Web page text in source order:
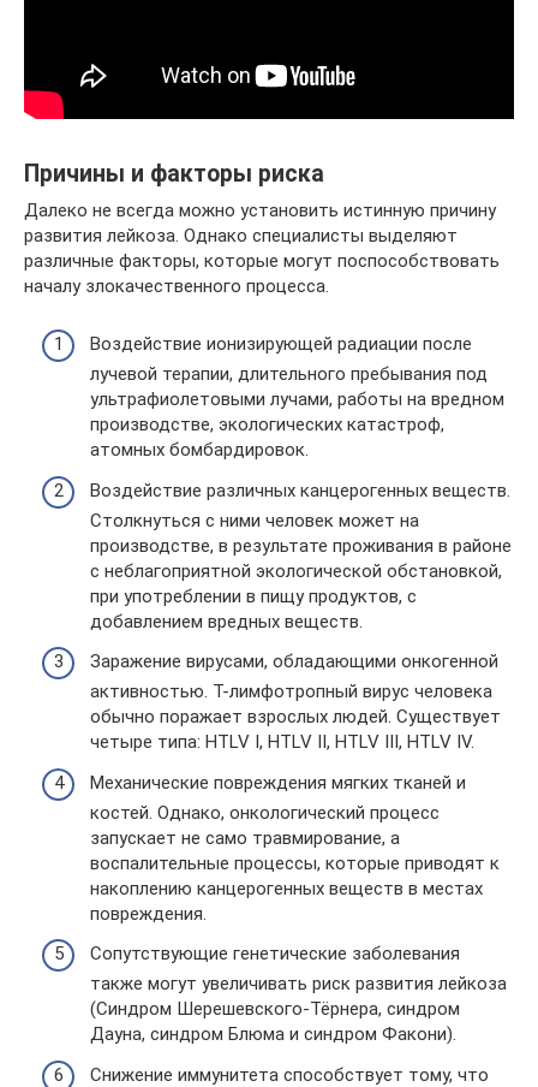
Причины и факторы риска
Далеко не всегда можно установить истинную причину
развития лейкоза. Однако специалисты выделяют
различные факторы, которые могут поспособствовать
началу злокачественного процесса.
Воздействие ионизирующей радиации после
лучевой терапии, длительного пребывания под
ультрафиолетовыми лучами, работы на вредном
производстве, экологических катастроф,
атомных бомбардировок.
Воздействие различных канцерогенных веществ.
Столкнуться с ними человек может на
производстве, в результате проживания в районе
с неблагоприятной экологической обстановкой,
при употреблении в пищу продуктов, с
добавлением вредных веществ.
Заражение вирусами, обладающими онкогенной
активностью. Т-лимфотропный вирус человека
обычно поражает взрослых людей. Существует
четыре типа: HTLV I, HTLV II, HTLV III, HTLV IV.
Механические повреждения мягких тканей и
костей. Однако, онкологический процесс
запускает не само травмирование, а
воспалительные процессы, которые приводят к
накоплению канцерогенных веществ в местах
повреждения.
Сопутствующие генетические заболевания
также могут увеличивать риск развития лейкоза
(Синдром Шерешевского-Тёрнера, синдром
Дауна, синдром Блюма и синдром Факони).
Снижение иммунитета способствует тому, что